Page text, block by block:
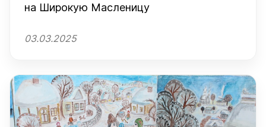
на Широкую Масленицу
03.03.2025